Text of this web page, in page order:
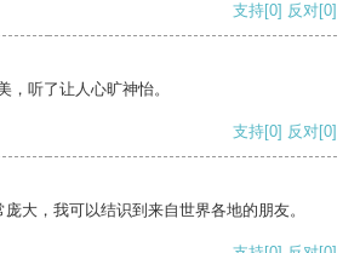
支持[0] 反对[0]
，听了让人心旷神怡。
支持[0] 反对[0]
大，我可以结识到来自世界各地的朋友。